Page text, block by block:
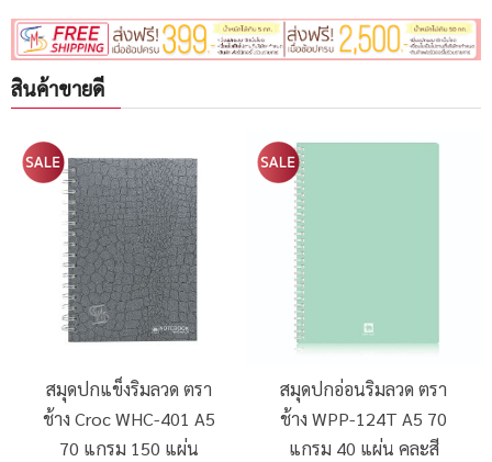
สินค้าขายดี
สมุดปกแข็งริมลวด ตรา
ช้าง Croc WHC-401 A5
70 แกรม 150 แผ่น
สมุดปกอ่อนริมลวด ตรา
ช้าง WPP-124T A5 70
แกรม 40 แผ่น คละสี